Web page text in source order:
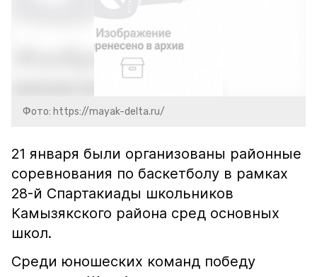
Фото: https://mayak-delta.ru/
21 января были организованы районные
соревнования по баскетболу в рамках
28-й Спартакиады школьников
Камызякского района сред основных
школ.
Среди юношеских команд победу